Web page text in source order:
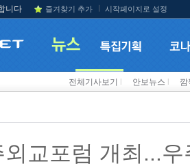
니다 즐겨찾기 추가 시작페이지로 설정
전체기사보기 안보뉴스 깜
교포럼 개최...우